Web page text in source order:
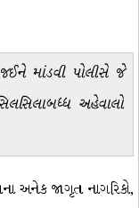
માંડવી પોલીસે જે
અહેવાલો
અનેક જાગૃત નાગરિકો,